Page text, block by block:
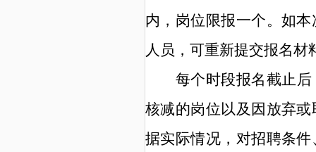
内，岗位限报一个。如
人员，可重新提交报名
每个时段报名截止
核减的岗位以及因放弃
据实际情况，对招聘条件